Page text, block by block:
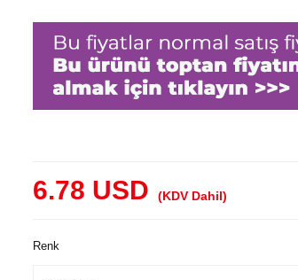
6.78 USD (KDV Dahil)
Renk